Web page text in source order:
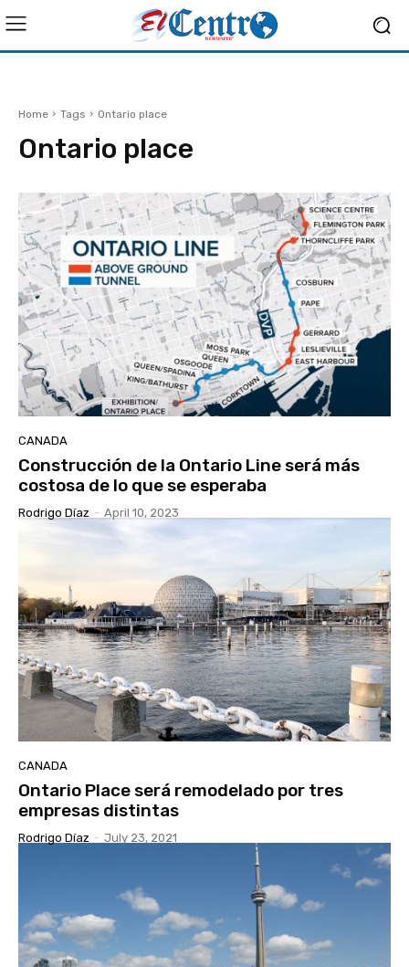
Home Tags Ontario place
Ontario place
CANADA
Construcción de la Ontario Line será más
costosa de lo que se esperaba
Rodrigo Díaz - April 10, 2023
CANADA
Ontario Place será remodelado por tres
empresas distintas
Rodrigo Díaz - July 23, 2021